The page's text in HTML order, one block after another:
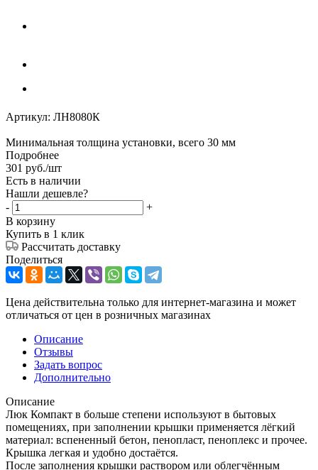
Артикул: ЛН8080К
Минимальная толщина установки, всего 30 мм
Подробнее
301 руб./шт
Есть в наличии
Нашли дешевле?
-
+
В корзину
Купить в 1 клик
Рассчитать доставку
Поделиться
Цена действительна только для интернет-магазина и может
отличаться от цен в розничных магазинах
Описание
Отзывы
Задать вопрос
Дополнительно
Описание
Люк Компакт в больше степени используют в бытовых
помещениях, при заполнении крышки применяется лёгкий
материал: вспененный бетон, пенопласт, пеноплекс и прочее.
Крышка легкая и удобно достаётся.
После заполнения крышки раствором или облегчённым